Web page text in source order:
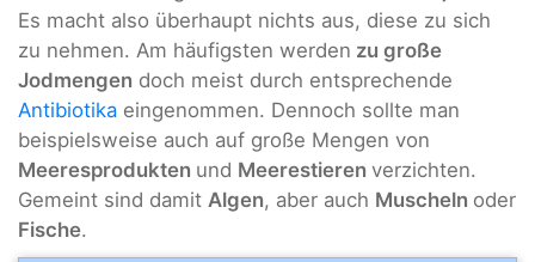
Es macht also überhaupt nichts aus, diese zu sich
zu nehmen. Am häufigsten werden zu große
Jodmengen doch meist durch entsprechende
Antibiotika eingenommen. Dennoch sollte man
beispielsweise auch auf große Mengen von
Meeresprodukten und Meerestieren verzichten.
Gemeint sind damit Algen, aber auch Muscheln oder
Fische.